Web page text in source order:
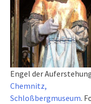
Engel der
Chemnitz,
Schloßbergmuseum.